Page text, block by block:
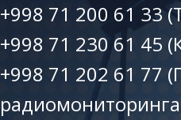
+998 71 200 61 33
+998 71 230 61 45
+998 71 202 61 77